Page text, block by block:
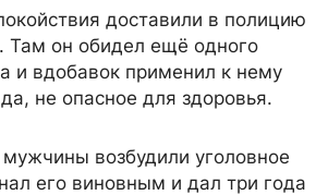
доставили в полицию
Там он обидел ещё одного
и вдобавок применил к нему
не опасное для здоровья.
мужчины возбудили уголовное
его виновным и дал три года